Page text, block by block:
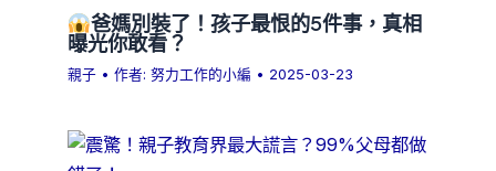
爸媽別裝了！孩子最恨的5件事，真相
曝光你敢看？
親子 • 作者:努力工作的小編 • 2025-03-23